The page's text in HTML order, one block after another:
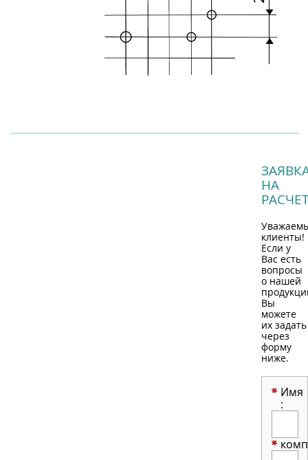
НА
РАСЧЕТ
клиенты!
Если у
Вас есть
вопросы
о нашей
Вы
можете
их задать
через
форму
ниже.
Имя
: